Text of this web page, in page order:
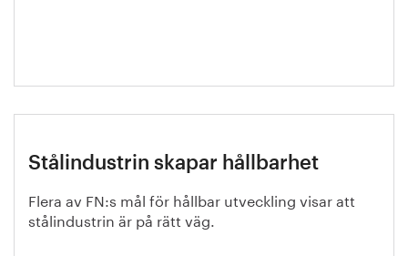
Stålindustrin skapar hållbarhet
Flera av FN:s mål för hållbar utveckling visar att
stålindustrin är på rätt väg.